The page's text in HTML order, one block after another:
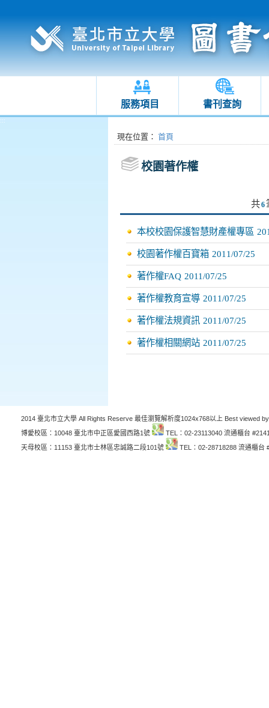
服務項目 書刊查詢
:::
:::現在位置 ： 首頁
校園著作權
共6
本校校園保護智慧財產權專區
校園著作權百寶箱 2011/07/25
著作權FAQ 2011/07/25
著作權教育宣導 2011/07/25
著作權法規資訊 2011/07/25
著作權相關網站 2011/07/25
2014 臺北市立大學 All Rights Reserve 最佳瀏覽解析度1024x768以上 Best viewed
博愛校區：10048 臺北市中正區愛國西路1號
TEL：02-23113040 流通櫃台
天母校區：11153 臺北市士林區忠誠路二段101號
TEL：02-28718288 流通櫃台